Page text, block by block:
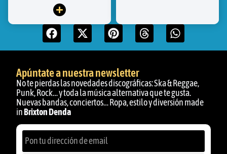
Apúntate a nuestra newsletter
No te pierdas las novedades discográficas: Ska & Reggae,
Punk, Rock… y toda la música alternativa que te gusta.
Nuevas bandas, conciertos… Ropa, estilo y diversión made
inBrixton Denda